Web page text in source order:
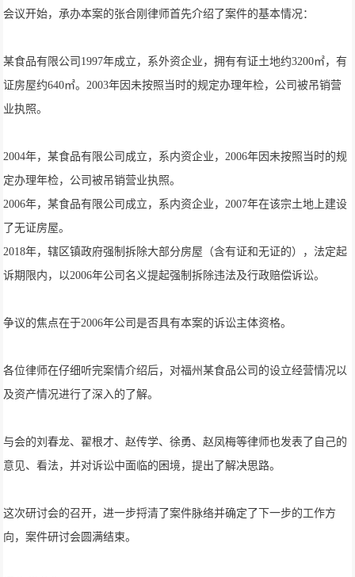
会议开始，承办本案的张合刚律师首先介绍了案件的基本情况：
某食品有限公司1997年成立，系外资企业，拥有有证土地约3200㎡，有
证房屋约640㎡。2003年因未按照当时的规定办理年检，公司被吊销营
业执照。
2004年，某食品有限公司成立，系内资企业，2006年因未按照当时的规
定办理年检，公司被吊销营业执照。
2006年，某食品有限公司成立，系内资企业，2007年在该宗土地上建设
了无证房屋。
2018年，辖区镇政府强制拆除大部分房屋（含有证和无证的），法定起
诉期限内，以2006年公司名义提起强制拆除违法及行政赔偿诉讼。
争议的焦点在于2006年公司是否具有本案的诉讼主体资格。
各位律师在仔细听完案情介绍后，对福州某食品公司的设立经营情况以
及资产情况进行了深入的了解。
与会的刘春龙、翟根才、赵传学、徐勇、赵凤梅等律师也发表了自己的
意见、看法，并对诉讼中面临的困境，提出了解决思路。
这次研讨会的召开，进一步捋清了案件脉络并确定了下一步的工作方
向，案件研讨会圆满结束。